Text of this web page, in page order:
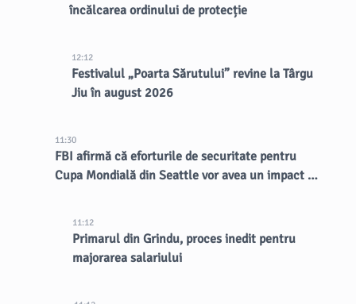
încălcarea ordinului de protecție
12:12
Festivalul „Poarta Sărutului” revine la Târgu
Jiu în august 2026
11:30
FBI afirmă că eforturile de securitate pentru
Cupa Mondială din Seattle vor avea un impact de
11:12
Primarul din Grindu, proces inedit pentru
majorarea salariului